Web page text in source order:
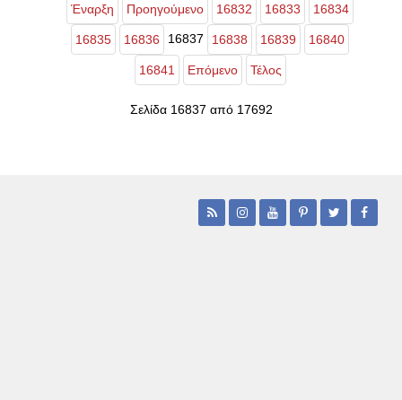
Έναρξη Προηγούμενο 16832 16833 16834
16835 16836 16837 16838 16839 16840
16841 Επόμενο Τέλος
Σελίδα 16837 από 17692